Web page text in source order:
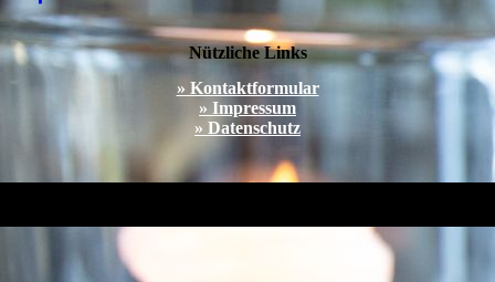
Nützliche Links
» Kontaktformular
» Impressum
» Datenschutz